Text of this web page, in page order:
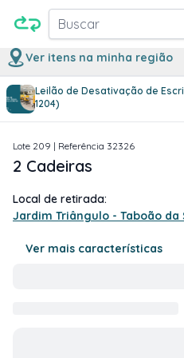
Buscar
Ver itens na minha região
Leilão de Desativação de
1204)
1/1
Lote 209 | Referência 32326
2 Cadeiras
Local de retirada:
Jardim Triângulo - Taboão da
Ver mais características